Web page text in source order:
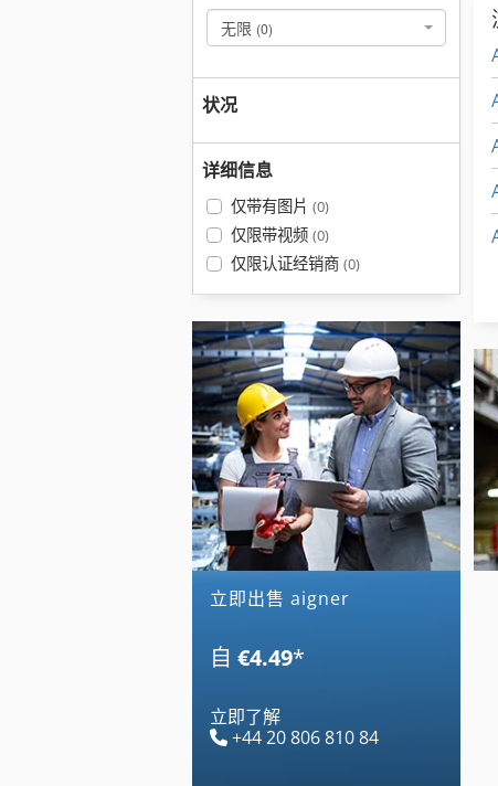
无限 (0)
状况
详细信息
仅带有图片 (0)
仅限带视频 (0)
仅限认证经销商 (0)
立即出售 aigner
自 €4.49*
立即了解
+44 20 806 810 84